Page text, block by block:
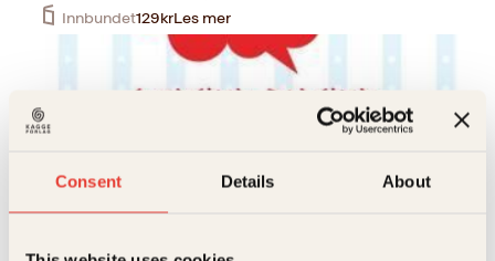
Consent Details About
Innbundet129krLes mer